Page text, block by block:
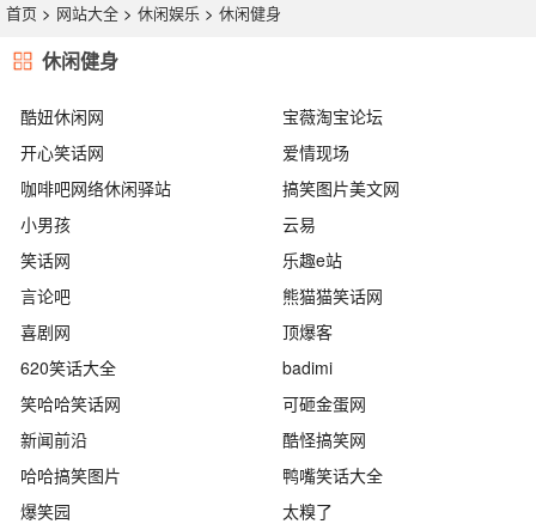
首页 > 网站大全 > 休闲娱乐 > 休闲健身
休闲健身
酷妞休闲网
宝薇淘宝论坛
开心笑话网
爱情现场
咖啡吧网络休闲驿站
搞笑图片美文网
小男孩
云易
笑话网
乐趣e站
言论吧
熊猫猫笑话网
喜剧网
顶爆客
620笑话大全
badimi
笑哈哈笑话网
可砸金蛋网
新闻前沿
酷怪搞笑网
哈哈搞笑图片
鸭嘴笑话大全
爆笑园
太糗了